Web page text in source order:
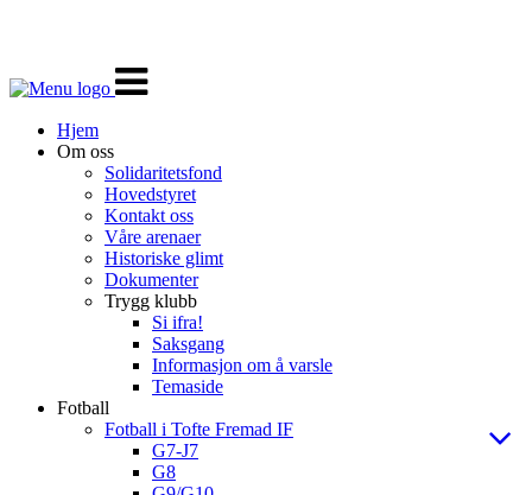
Veksle
navigasjon
Hjem
Om oss
Solidaritetsfond
Hovedstyret
Kontakt oss
Våre arenaer
Historiske glimt
Dokumenter
Trygg klubb
Si ifra!
Saksgang
Informasjon om å varsle
Temaside
Fotball
Fotball i Tofte Fremad IF
G7-J7
G8